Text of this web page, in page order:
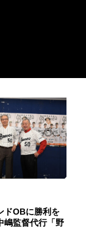
ドOBに勝利を
監督代行「野